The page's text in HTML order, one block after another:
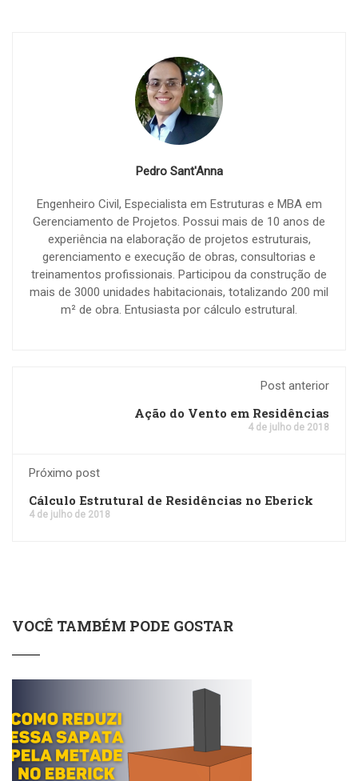
Pedro Sant'Anna
Engenheiro Civil, Especialista em Estruturas e MBA em
Gerenciamento de Projetos. Possui mais de 10 anos de
experiência na elaboração de projetos estruturais,
gerenciamento e execução de obras, consultorias e
treinamentos profissionais. Participou da construção de
mais de 3000 unidades habitacionais, totalizando 200 mil
m² de obra. Entusiasta por cálculo estrutural.
Post anterior
Ação do Vento em Residências
4 de julho de 2018
Próximo post
Cálculo Estrutural de Residências no Eberick
4 de julho de 2018
VOCÊ TAMBÉM PODE GOSTAR